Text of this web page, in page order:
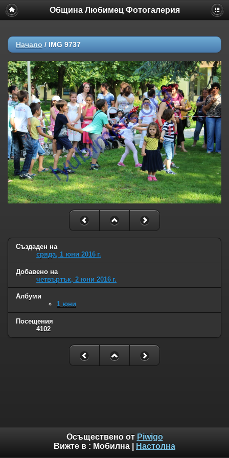
Община Любимец Фотогалерия
Начало / IMG 9737
Създаден на
сряда, 1 юни 2016 г.
Добавено на
четвъртък, 2 юни 2016 г.
Албуми
1 юни
Посещения
4102
Осъществено от Piwigo
Вижте в : Мобилна Настолна